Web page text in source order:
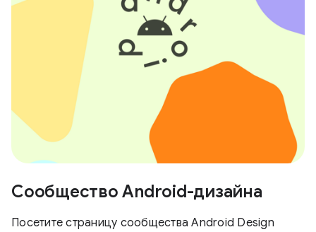
Сообщество Android-дизайна
Посетите страницу сообщества Android Design